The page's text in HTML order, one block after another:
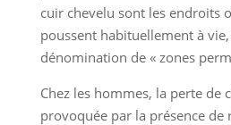
cuir chevelu sont les endroits
poussent habituellement à vie,
dénomination de « zones
Chez les hommes, la perte de
provoquée par la présence de